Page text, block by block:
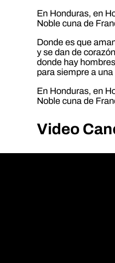
En Honduras, en
Noble cuna de
Donde es que
y se dan de corazón
donde hay
para siempre a una
En Honduras, en
Noble cuna de
Video